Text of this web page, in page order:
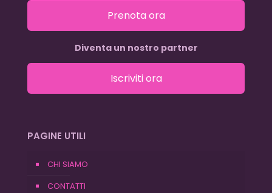
Prenota ora
Diventa un nostro partner
Iscriviti ora
PAGINE UTILI
CHI SIAMO
CONTATTI